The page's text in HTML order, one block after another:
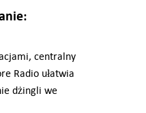
centralny
Radio ułatwia
dżingli we